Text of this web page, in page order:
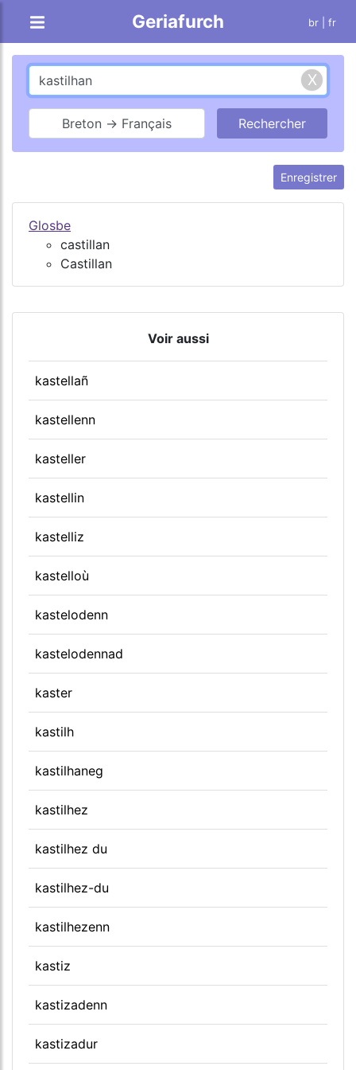
Geriafurch br | fr
Breton → Français
Enregistrer
Glosbe
castillan
Castillan
Voir aussi
kastellañ
kastellenn
kasteller
kastellin
kastelliz
kastelloù
kastelodenn
kastelodennad
kaster
kastilh
kastilhaneg
kastilhez
kastilhez du
kastilhez-du
kastilhezenn
kastiz
kastizadenn
kastizadur